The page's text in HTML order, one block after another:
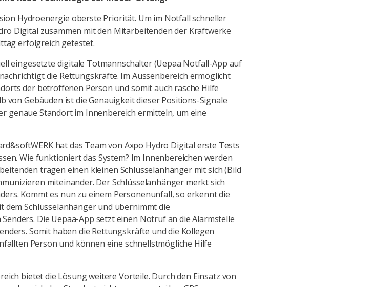
Hydroenergie oberste Priorität. Um im Notfall schneller
Digital zusammen mit den Mitarbeitenden der Kraftwerke
erfolgreich getestet.
eingesetzte digitale Totmannschalter (Uepaa Notfall-App auf
die Rettungskräfte. Im Aussenbereich ermöglicht
der betroffenen Person und somit auch rasche Hilfe
von Gebäuden ist die Genauigkeit dieser Positions-Signale
genaue Standort im Innenbereich ermitteln, um eine
hat das Team von Axpo Hydro Digital erste Tests
Wie funktioniert das System? Im Innenbereichen werden
tragen einen kleinen Schlüsselanhänger mit sich (Bild
miteinander. Der Schlüsselanhänger merkt sich
Kommt es nun zu einem Personenunfall, so erkennt die
Schlüsselanhänger und übernimmt die
Die Uepaa-App setzt einen Notruf an die Alarmstelle
Somit haben die Rettungskräfte und die Kollegen
Person und können eine schnellstmögliche Hilfe
bietet die Lösung weitere Vorteile. Durch den Einsatz von